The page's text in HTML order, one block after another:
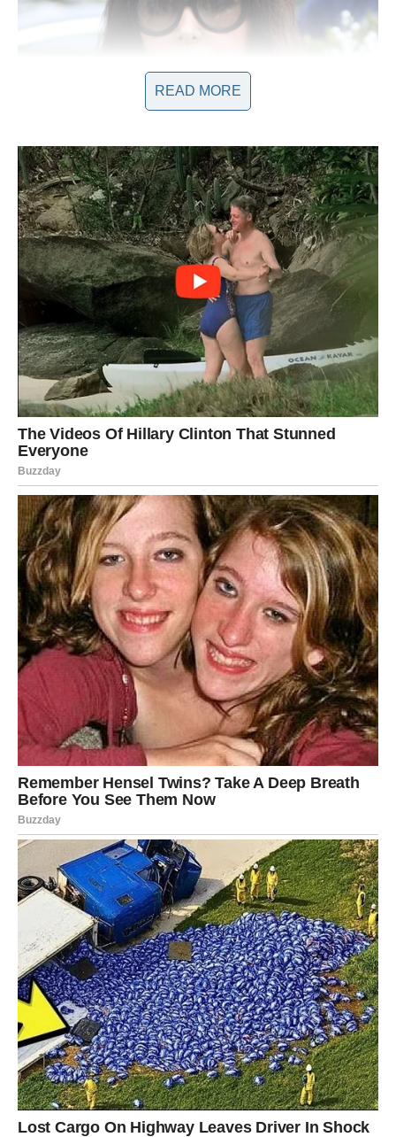
Kao pravi domaćin, Dragana je pripremila niz iznenađenja za
svoju ćerku Manuelu, koja je proslavila svoj23. rođendan.
Glavni akcent proslave bila je elegantna torta u kombinaciji
boja, koja je uključivala nijanse pink i crne. Na vrhu torte su se
nalazili detalji inspirisani Manuelinom ljubavlju prema modi –
crna torbica i šešir od fondana, kao i zlatna štikla koja je
upotpunila cjelokupni izgled. Uz tortu, postavljene su svjećice
sa brojem 23, simbolizirajući Manuelin poseban dan. Ova
pažnja prema detaljima nije prošla neprimijećeno među
gostima, koji su sa oduševljenjem komentarisali Draganu kao
izvanrednu domaćicu.
Izazovi u Svijetu Zabave
Iako je proslava bila vesela i ispunjena ljubavlju, Dragana se
suočila i s izazovima. Naime, obavijestila je svoje obožavatelje
putem društvenih mreža da je njen koncert u Banjaluci,
zakazan za 14. juni, odložen zbog tehničkih problema. Ova
vijest je iznenadila mnoge, koji su jedva čekali da je vide na
sceni. Koncerti su za svakog izvođača ključni momenti u
karijeri, pa su fanovi reagovali razočarano, izražavajući svoje
nezadovoljstvo ili brigu o tome kada će konačno moći uživati u
njenim nastupima.
Dragana je izrazila svoje izvinjenje i naglasila da se nada
brzom rješenju problema kako bi se koncert mogao održati u
doglednom roku. Ova situacija je pokazala da i najveće
READ MORE